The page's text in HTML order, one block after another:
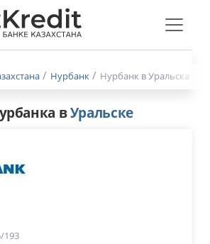
Нурбанк Нурбанк в Уральска
вУральске
193